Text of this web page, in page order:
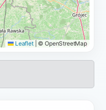
Leaflet © OpenStreetMap